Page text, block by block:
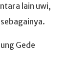
lain uwi,
Gede